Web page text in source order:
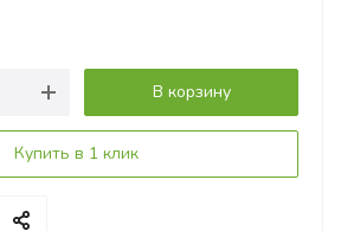
В корзину
Купить в 1 клик